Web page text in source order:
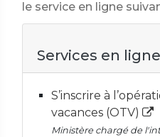
le service en ligne
Services en
S’inscrire à
vacances (OTV)
Ministère chargé de